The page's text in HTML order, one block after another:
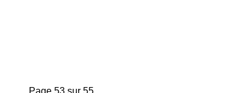
Page 53 sur 55